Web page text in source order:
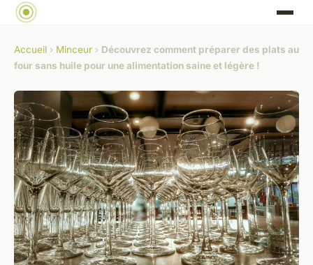
Accueil › Minceur › Découvrez comment préparer des plats au
four sans huile pour une alimentation saine et légère !